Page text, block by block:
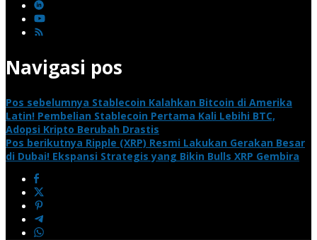
Navigasi pos
Pos sebelumnya Stablecoin Kalahkan Bitcoin di Amerika
Latin! Pembelian Stablecoin Pertama Kali Lebihi BTC,
Adopsi Kripto Berubah Drastis
Pos berikutnya Ripple (XRP) Resmi Lakukan Gerakan Besar
di Dubai! Ekspansi Strategis yang Bikin Bulls XRP Gembira